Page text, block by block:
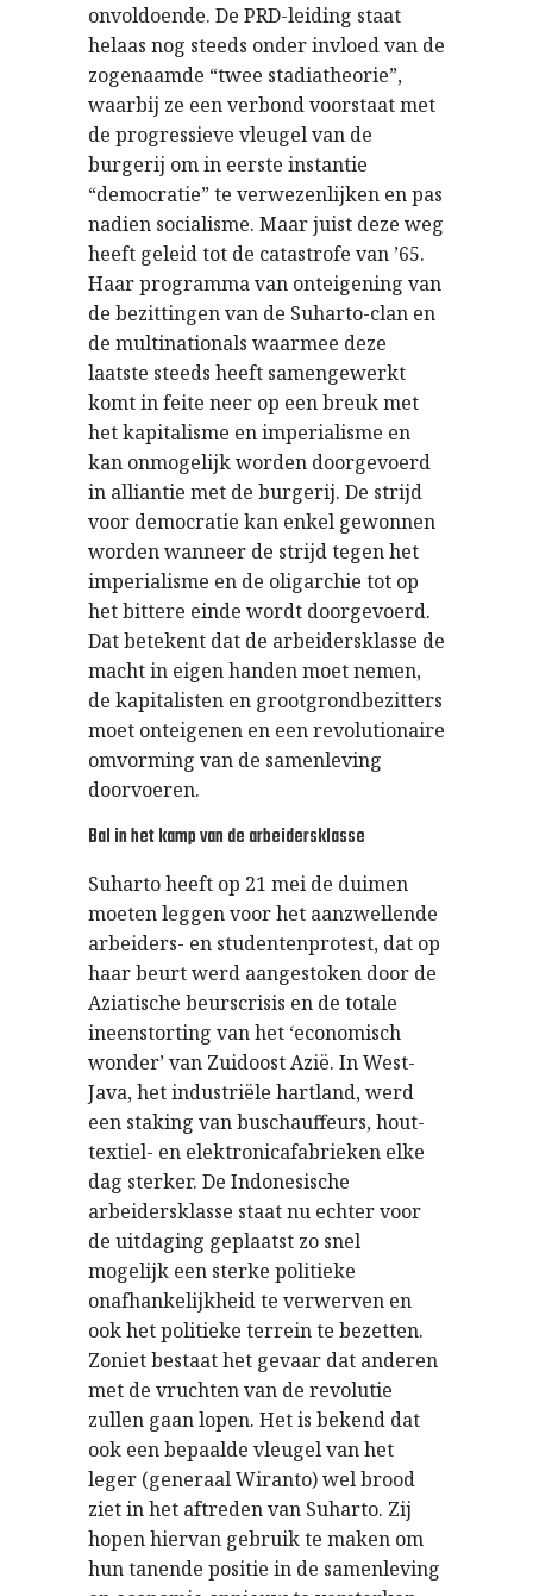
onvoldoende. De PRD-leiding staat
helaas nog steeds onder invloed van de
zogenaamde “twee stadiatheorie”,
waarbij ze een verbond voorstaat met
de progressieve vleugel van de
burgerij om in eerste instantie
“democratie” te verwezenlijken en pas
nadien socialisme. Maar juist deze weg
heeft geleid tot de catastrofe van ’65.
Haar programma van onteigening van
de bezittingen van de Suharto-clan en
de multinationals waarmee deze
laatste steeds heeft samengewerkt
komt in feite neer op een breuk met
het kapitalisme en imperialisme en
kan onmogelijk worden doorgevoerd
in alliantie met de burgerij. De strijd
voor democratie kan enkel gewonnen
worden wanneer de strijd tegen het
imperialisme en de oligarchie tot op
het bittere einde wordt doorgevoerd.
Dat betekent dat de arbeidersklasse de
macht in eigen handen moet nemen,
de kapitalisten en grootgrondbezitters
moet onteigenen en een revolutionaire
omvorming van de samenleving
doorvoeren.
Bal in het kamp van de arbeidersklasse
Suharto heeft op 21 mei de duimen
moeten leggen voor het aanzwellende
arbeiders- en studentenprotest, dat op
haar beurt werd aangestoken door de
Aziatische beurscrisis en de totale
ineenstorting van het ‘economisch
wonder’ van Zuidoost Azië. In West-
Java, het industriële hartland, werd
een staking van buschauffeurs, hout-
textiel- en elektronicafabrieken elke
dag sterker. De Indonesische
arbeidersklasse staat nu echter voor
de uitdaging geplaatst zo snel
mogelijk een sterke politieke
onafhankelijkheid te verwerven en
ook het politieke terrein te bezetten.
Zoniet bestaat het gevaar dat anderen
met de vruchten van de revolutie
zullen gaan lopen. Het is bekend dat
ook een bepaalde vleugel van het
leger (generaal Wiranto) wel brood
ziet in het aftreden van Suharto. Zij
hopen hiervan gebruik te maken om
hun tanende positie in de samenleving